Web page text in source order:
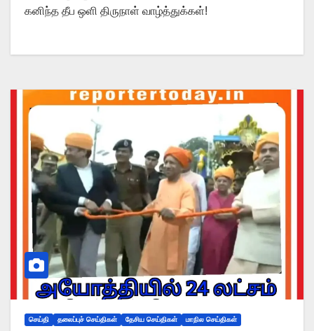
கனிந்த தீப ஒளி திருநாள் வாழ்த்துக்கள்!
செய்தி தலைப்புச் செய்திகள் தேசிய செய்திகள் மாநில செய்திகள்